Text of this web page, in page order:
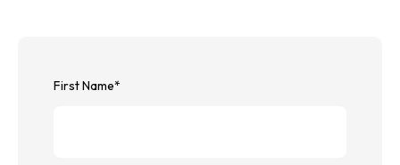
First Name*